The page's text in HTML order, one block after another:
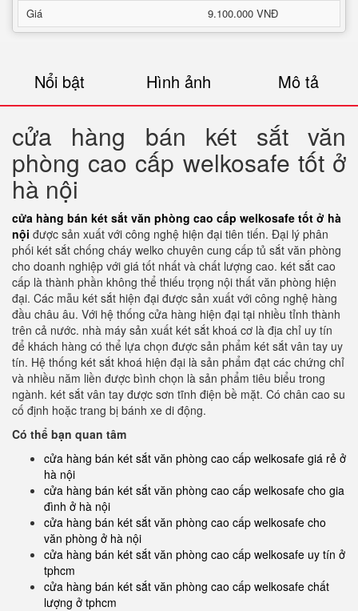
Giá
9.100.000 VNĐ
Nổi bật Hình ảnh Mô tả
cửa hàng bán két sắt văn
phòng cao cấp welkosafe tốt ở
hà nội
cửa hàng bán két sắt văn phòng cao cấp welkosafe tốt ở hà
nội được sản xuất với công nghệ hiện đại tiên tiến. Đại lý phân
phối két sắt chống cháy welko chuyên cung cấp tủ sắt văn phòng
cho doanh nghiệp với giá tốt nhất và chất lượng cao. két sắt cao
cấp là thành phần không thể thiếu trọng nội thất văn phòng hiện
đại. Các mẫu két sắt hiện đại được sản xuất với công nghệ hàng
đầu châu âu. Với hệ thống cửa hàng hiện đại tại nhiều tỉnh thành
trên cả nước. nhà máy sản xuất két sắt khoá cơ là địa chỉ uy tín
để khách hàng có thể lựa chọn được sản phẩm két sắt vân tay uy
tín. Hệ thống két sắt khoá hiện đại là sản phẩm đạt các chứng chỉ
và nhiều năm liền được bình chọn là sản phẩm tiêu biểu trong
ngành. két sắt vân tay được sơn tĩnh điện bề mặt. Có chân cao su
cố định hoặc trang bị bánh xe di động.
Có thể bạn quan tâm
cửa hàng bán két sắt văn phòng cao cấp welkosafe giá rẻ ở
hà nội
cửa hàng bán két sắt văn phòng cao cấp welkosafe cho gia
đình ở hà nội
cửa hàng bán két sắt văn phòng cao cấp welkosafe cho
văn phòng ở hà nội
cửa hàng bán két sắt văn phòng cao cấp welkosafe uy tín ở
tphcm
cửa hàng bán két sắt văn phòng cao cấp welkosafe chất
lượng ở tphcm